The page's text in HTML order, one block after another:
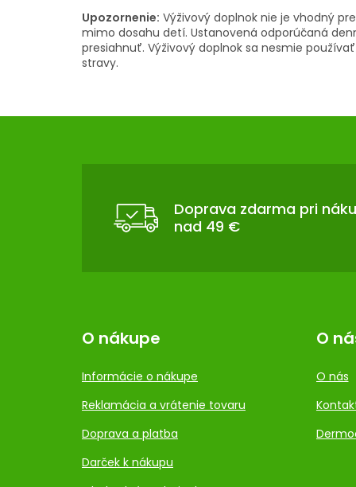
Upozornenie: Výživový doplnok nie je vhodný
mimo dosahu detí. Ustanovená odporúčaná
presiahnuť. Výživový doplnok sa nesmie
stravy.
Doprava zdarma pri
nad 49 €
O nákupe
Informácie o nákupe
Reklamácia a vrátenie tovaru
Doprava a platba
Darček k nákupu
O
O nás